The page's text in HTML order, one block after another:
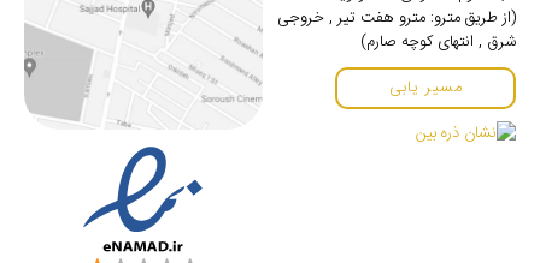
(از طریق مترو: مترو هفت تیر , خروجی
شرق , انتهای کوچه صارم)
مسیر یابی